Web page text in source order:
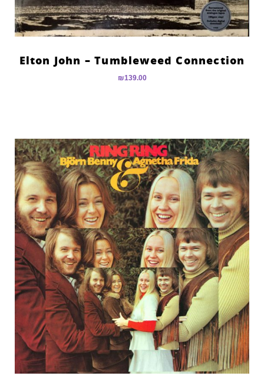
Elton John – Tumbleweed Connection
₪139.00